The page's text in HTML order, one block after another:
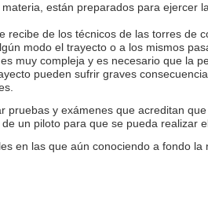
están preparados para ejercer
de los técnicos de las torres de
modo el trayecto o a los mismos
muy compleja y es necesario que la
pueden sufrir graves
y exámenes que acreditan
un piloto para que se pueda realizar
en las que aún conociendo a fondo